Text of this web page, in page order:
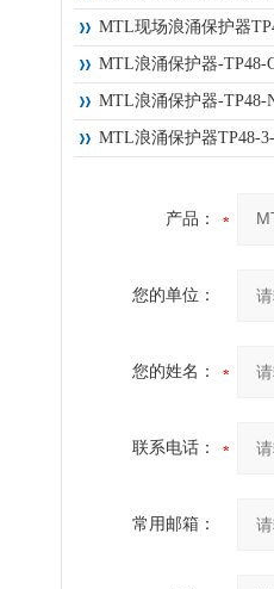
MTL现场浪涌保护器
MTL浪涌保护器-TP48-
MTL浪涌保护器-TP48-
MTL浪涌保护器TP48-
产品：
您的单位：
您的姓名：
联系电话：
常用邮箱：